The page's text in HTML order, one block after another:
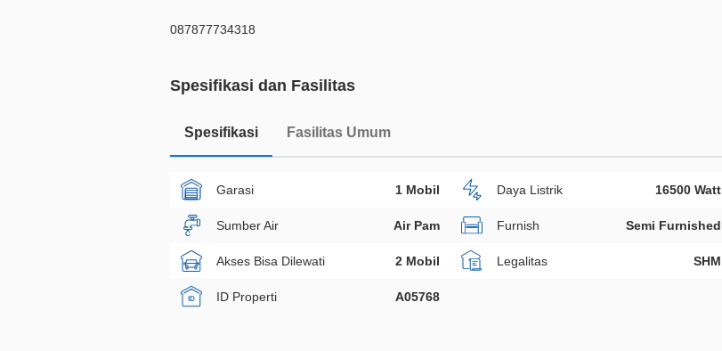
087877734318
Spesifikasi dan Fasilitas
Spesifikasi Fasilitas Umum
Garasi 1 Mobil Daya Listrik 16500 Watt
Sumber Air Air Pam Furnish Semi Furnished
Akses Bisa Dilewati 2 Mobil Legalitas SHM
ID Properti A05768